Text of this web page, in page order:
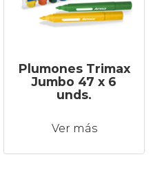
Plumones Trimax
Jumbo 47 x 6
unds.
Ver más